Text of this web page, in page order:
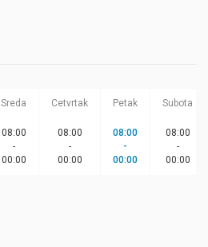
Sreda Cetvrtak Petak Subota
08:00
-
00:00
08:00
-
00:00
08:00
-
00:00
08:00
-
00:00